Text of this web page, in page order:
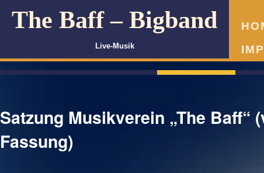
The Baff – Bigband
Live-Musik
Satzung Musikverein „The
Fassung)